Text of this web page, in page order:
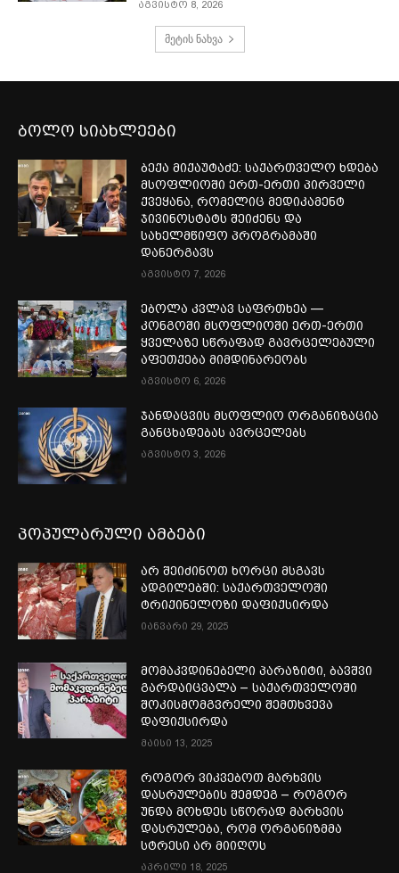
აგვისტო 8, 2026
მეტის ნახვა
ბოლო სიახლეები
ბექა მიქაუტაძე: საქართველო ხდება
მსოფლიოში ერთ-ერთი პირველი
ქვეყანა, რომელიც მედიკამენტ
ჯივინოსტატს შეიძენს და
სახელმწიფო პროგრამაში
დანერგავს
აგვისტო 7, 2026
ებოლა კვლავ საფრთხეა —
კონგოში მსოფლიოში ერთ-ერთი
ყველაზე სწრაფად გავრცელებული
აფეთქება მიმდინარეობს
აგვისტო 6, 2026
ჯანდაცვის მსოფლიო ორგანიზაცია
განცხადებას ავრცელებს
აგვისტო 3, 2026
პოპულარული ამბები
არ შეიძინოთ ხორცი მსგავს
ადგილებში: საქართველოში
ტრიქინელოზი დაფიქსირდა
იანვარი 29, 2025
მომაკვდინებელი პარაზიტი, ბავშვი
გარდაიცვალა – საქართველოში
შოკისმომგვრელი შემთხვევა
დაფიქსირდა
მაისი 13, 2025
როგორ ვიკვებოთ მარხვის
დასრულების შემდეგ – როგორ
უნდა მოხდეს სწორად მარხვის
დასრულება, რომ ორგანიზმმა
სტრესი არ მიიღოს
აპრილი 18, 2025